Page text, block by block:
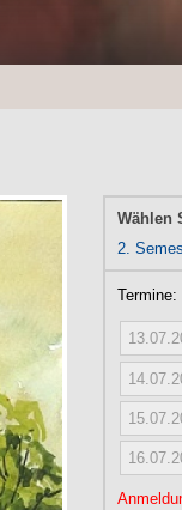
Wählen
2.
Termine: